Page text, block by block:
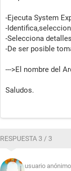
-Ejecuta System
-
-Selecciona
-De ser posible
--->El nombre del
Saludos.
RESPUESTA 3 / 3
usuario anónimo